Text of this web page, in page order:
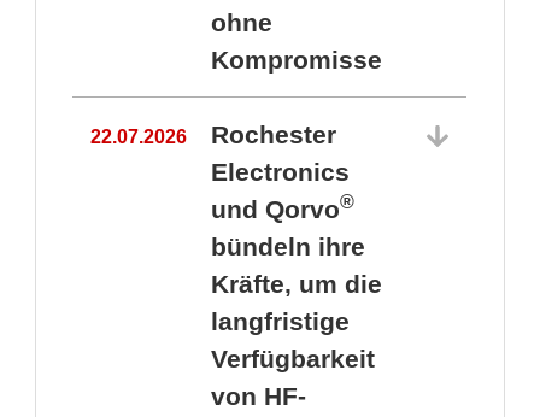
ohne
Kompromisse
22.07.2026
Rochester
Electronics
und Qorvo®
bündeln ihre
Kräfte, um die
langfristige
Verfügbarkeit
von HF-